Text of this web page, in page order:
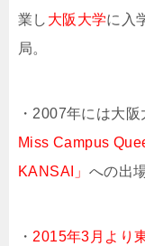
業し 大阪大学に入
局。
・2007年には大
Miss Campus
KANSAI」 への出
・ 2015年3月より